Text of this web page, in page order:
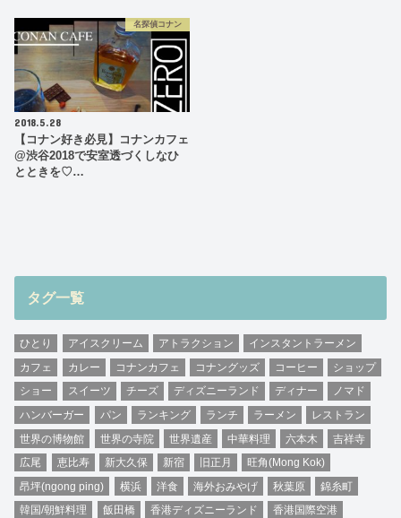
名探偵コナン
2018.5.28
【コナン好き必見】コナンカフェ
@渋谷2018で安室透づくしなひ
とときを♡…
タグ一覧
ひとり アイスクリーム アトラクション
インスタントラーメン
カフェ
カレー コナンカフェ コナングッズ コーヒー
ショップ
ショー
スイーツ チーズ ディズニーランド ディナー
ノマド
ハンバーガー
パン ランキング ランチ ラーメン
レストラン
世界の博物館
世界の寺院 世界遺産 中華料理 六本木
吉祥寺
広尾
恵比寿 新大久保 新宿 旧正月
旺角(Mong Kok)
昂坪(ngong ping)
横浜 洋食 海外おみやげ 秋葉原
錦糸町
韓国/朝鮮料理
飯田橋 香港ディズニーランド
香港国際空港